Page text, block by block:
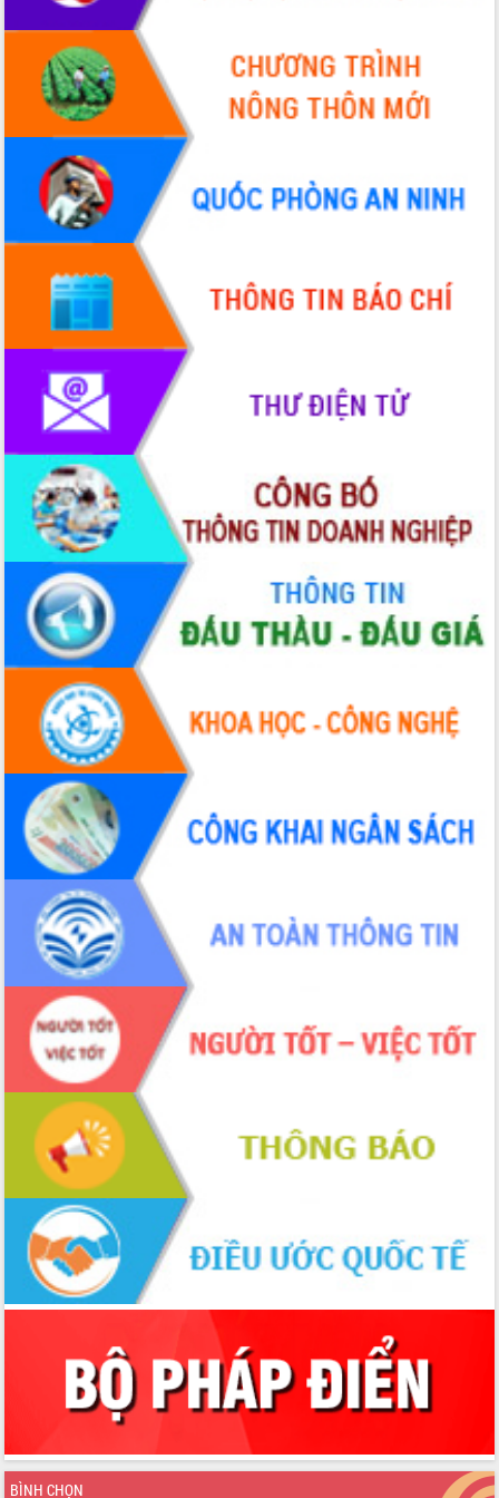
nhất, Quốc hội khóa XVI
Quyết liệt cải cách hành chính, khơi
thông nguồn lực phát triển
Nâng cao hiệu lực, hiệu quả HĐND
tỉnh thông qua hiện đại hóa hành chính
Xã Ea Phê gắn cải cách hành chính với
chuyển đổi số
Phó Chủ tịch Thường trực UBND tỉnh
Hồ Thị Nguyên Thảo làm việc tại Trung
tâm Phục vụ hành chính công xã Ea
Xây dựng nền hành chính số đồng
hành cùng nông dân dân, doanh nghiệp
Giai đoạn 2026-2030, Đắk Lắk phấn
đấu có 77% xã đạt chuẩn nông thôn
Chuyển đổi số 'mở đường' cho nông
nghiệp Đắk Lắk tăng trưởng bứt phá
Triển khai đồng bộ đo đạc, lập hồ sơ
địa chính, hoàn thiện cơ sở dữ liệu đất
đai
Ứng dụng sinh trắc học - Bước tiến
trong hành trình chuyển đổi số tại Đắk
Đắk Lắk nâng cao hiệu quả công tác
Đảng từ Sổ tay đảng viên điện tử
Đắk Lắk đẩy mạnh nuôi biển công
nghệ, hướng tới phát triển thủy sản
bền vững
Tập huấn nâng cao năng lực triển khai
chuyển đổi số cho cán bộ, công chức
cấp xã
Đắk Lắk phát động hưởng ứng Ngày
Quyền của người tiêu dùng Việt Nam
2026
Đẩy mạnh cải cách hành chính, quyết
tâm đạt được mục tiêu tăng trưởng
hai con số trong năm 2026
Tổ chức trang trọng Lễ hội Đền thờ
Lương Văn Chánh năm 2026
Phó Bí thư Tỉnh ủy Đắk Lắk Đỗ Hữu
Huy giữ chức Bí thư Đảng ủy Ủy Ban
Nhân dân tỉnh
Bệnh án điện tử thúc đẩy chuyển đổi
số y tế tại Đắk Lắk
Chuyển đổi số thư viện: Mở rộng
không gian tri thức trong thời đại số
Đánh giá, rút kinh nghiệm công tác tổ
chức diễn tập trước ngày bầu cử
Chương trình “Gặp gỡ hữu nghị –
Friendship Meeting New Year 2026”
Bầu cử Quốc hội và HĐND: Cử tri Đắk
Lắk gửi gắm niềm tin, kỳ vọng vào lá
phiếu
Đắk Lắk sẵn sàng các điều kiện cho
Ngày hội bầu cử đại biểu Quốc hội
khóa XVI và HĐND các cấp nhiệm kỳ
2026-2031
Đảm bảo cuộc bầu cử đại biểu Quốc
hội và đại biểu HĐND các cấp diễn ra
an toàn, hiệu quả, đúng quy định
BÌNH CHỌN